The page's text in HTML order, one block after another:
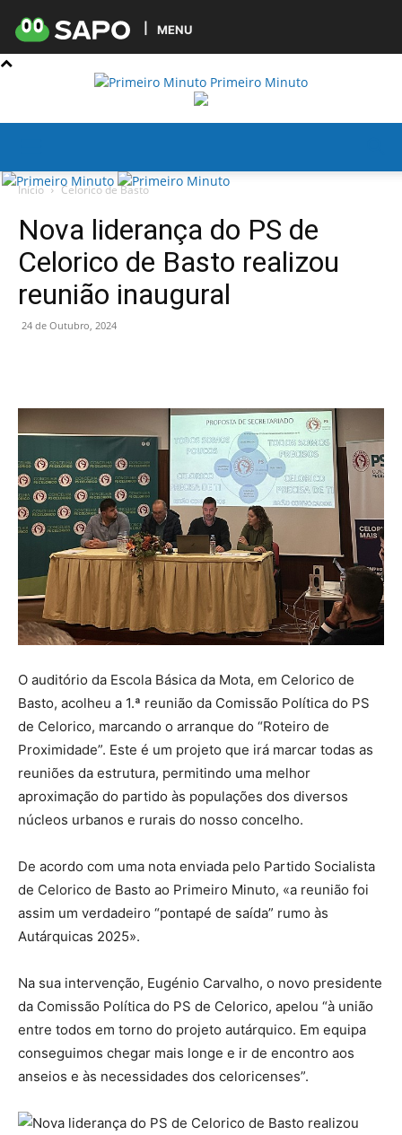
MENU
Primeiro Minuto
Início Celorico de Basto
Nova liderança do PS de
Celorico de Basto realizou
reunião inaugural
24 de Outubro, 2024
O auditório da Escola Básica da Mota, em Celorico de
Basto, acolheu a 1.ª reunião da Comissão Política do PS
de Celorico, marcando o arranque do “Roteiro de
Proximidade”. Este é um projeto que irá marcar todas as
reuniões da estrutura, permitindo uma melhor
aproximação do partido às populações dos diversos
núcleos urbanos e rurais do nosso concelho.
De acordo com uma nota enviada pelo Partido Socialista
de Celorico de Basto ao Primeiro Minuto, «a reunião foi
assim um verdadeiro “pontapé de saída” rumo às
Autárquicas 2025».
Na sua intervenção, Eugénio Carvalho, o novo presidente
da Comissão Política do PS de Celorico, apelou “à união
entre todos em torno do projeto autárquico. Em equipa
conseguimos chegar mais longe e ir de encontro aos
anseios e às necessidades dos celoricenses”.